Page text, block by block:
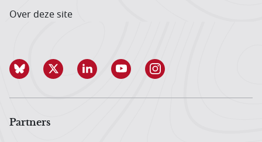
Over deze site
Partners